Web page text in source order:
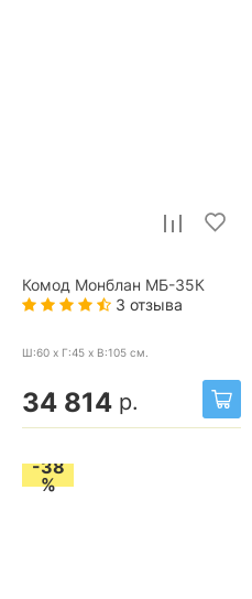
Комод Монблан МБ-35К
3 отзыва
Ш:60 x Г:45 x В:105 см.
34 814 р.
-38
%